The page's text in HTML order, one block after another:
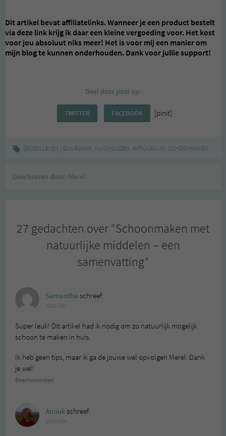
Dit artikel bevat affiliatelinks. Wanneer je een product bestelt
via deze link krijg ik daar een kleine vergoeding voor. Het kost
voor jou absoluut niks meer! Het is voor mij een manier om
mijn blog te kunnen onderhouden. Dank voor jullie support!
Deel deze post op:
TWITTER FACEBOOK [pinit]
GROEN LEVEN DUURZAAM, HUISHOUDEN, NATUURLIJK, SCHOONMAKEN
Geschreven door: Merel
27 gedachten over “Schoonmaken met
natuurlijke middelen – een
samenvatting”
Samantha schreef:
Super leuk! Dit artikel had ik nodig om zo natuurlijk mogelijk
schoon te maken in huis.
Ik heb geen tips, maar ik ga de jouwe wel opvolgen Merel. Dank
je wel!
Beantwoorden
Anoukschreef: